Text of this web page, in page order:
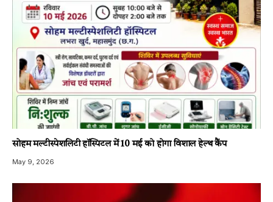
सोहम मल्टीस्पेशलिटी हॉस्पिटल में 10 मई को होगा विशाल हेल्थ कैंप
May 9, 2026